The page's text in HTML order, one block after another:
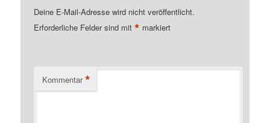
Deine E-Mail-Adresse wird nicht veröffentlicht.
Erforderliche Felder sind mit* markiert
Kommentar *